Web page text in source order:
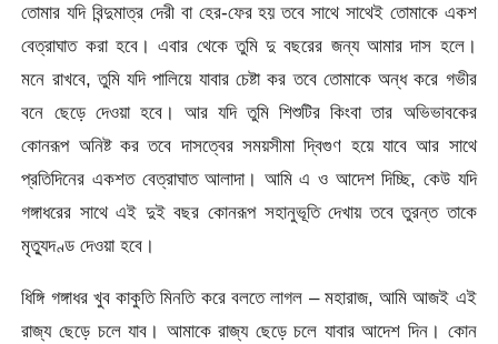
তোমার যদি বিন্দুমাত্র দেরী বা হের-ফের হয় তবে সাথে সাথেই তোমাকে একশ
বেত্রাঘাত করা হবে। এবার থেকে তুমি দু বছরের জন্য আমার দাস হলে।
মনে রাখবে, তুমি যদি পালিয়ে যাবার চেষ্টা কর তবে তোমাকে অন্ধ করে গভীর
বনে ছেড়ে দেওয়া হবে। আর যদি তুমি শিশুটির কিংবা তার অভিভাবকের
কোনরূপ অনিষ্ট কর তবে দাসত্বের সময়সীমা দ্বিগুণ হয়ে যাবে আর সাথে
প্রতিদিনের একশত বেত্রাঘাত আলাদা। আমি এ ও আদেশ দিচ্ছি, কেউ যদি
গঙ্গাধরের সাথে এই দুই বছর কোনরূপ সহানুভূতি দেখায় তবে তুরন্ত তাকে
মৃত্যুদণ্ড দেওয়া হবে।
ধিঙ্গি গঙ্গাধর খুব কাকুতি মিনতি করে বলতে লাগল – মহারাজ, আমি আজই এই
রাজ্য ছেড়ে চলে যাব। আমাকে রাজ্য ছেড়ে চলে যাবার আদেশ দিন। কোন